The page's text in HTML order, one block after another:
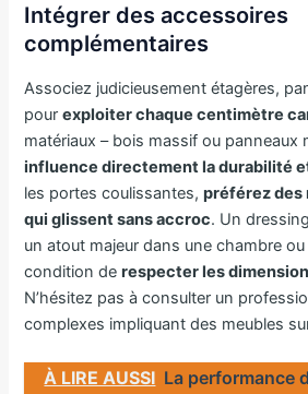
Intégrer des accessoires
complémentaires
Associez judicieusement étagères,
pourexploiter chaque centimètre
matériaux – bois massif ou panneaux
influence directement la durabilité
les portes coulissantes,préférez des
qui glissent sans accroc. Un
un atout majeur dans une chambre ou
condition derespecter les
N’hésitez pas à consulter un
complexes impliquant des meubles
À LIRE AUSSI La performance